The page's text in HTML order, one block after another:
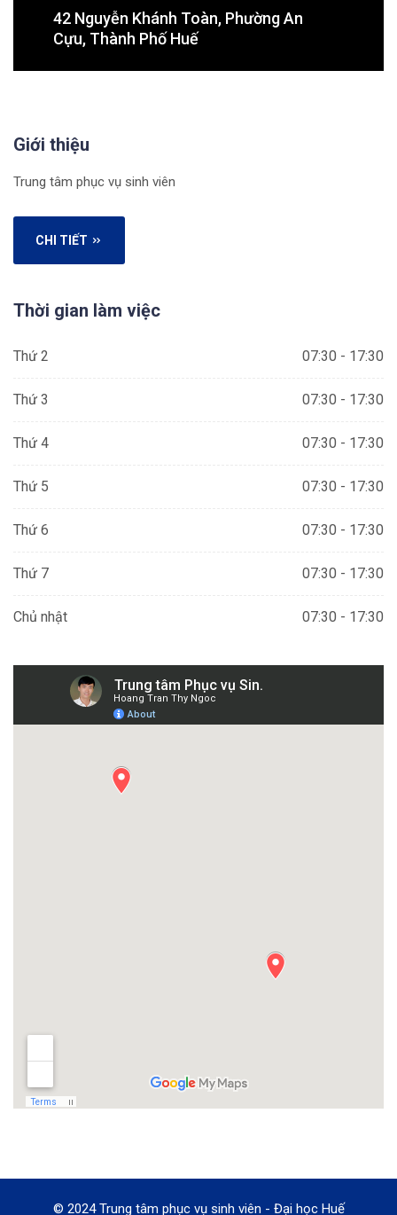
42 Nguyễn Khánh Toàn, Phường An
Cựu, Thành Phố Huế
Giới thiệu
Trung tâm phục vụ sinh viên
CHI TIẾT
Thời gian làm việc
Thứ 2 07:30 - 17:30
Thứ 3 07:30 - 17:30
Thứ 4 07:30 - 17:30
Thứ 5 07:30 - 17:30
Thứ 6 07:30 - 17:30
Thứ 7 07:30 - 17:30
Chủ nhật 07:30 - 17:30
© 2024 Trung tâm phục vụ sinh viên - Đại học Huế